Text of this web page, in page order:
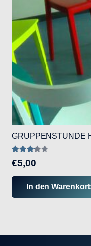
GRUPPENSTUNDE
€5,00
In den